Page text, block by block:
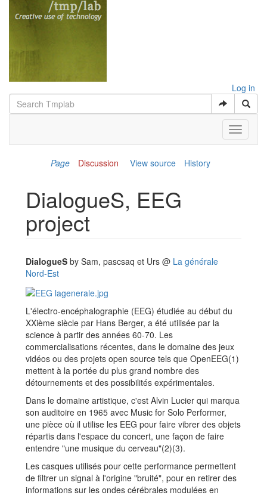
Log in
Toggle
Page
Discussion View source History
DialogueS, EEG
project
DialogueS by Sam, pascsaq et Urs @ La générale
Nord-Est
L'électro-encéphalographie (EEG) étudiée au début du
XXième siècle par Hans Berger, a été utilisée par la
science à partir des années 60-70. Les
commercialisations récentes, dans le domaine des jeux
vidéos ou des projets open source tels que OpenEEG(1)
mettent à la portée du plus grand nombre des
détournements et des possibilités expérimentales.
Dans le domaine artistique, c'est Alvin Lucier qui marqua
son auditoire en 1965 avec Music for Solo Performer,
une pièce où il utilise les EEG pour faire vibrer des objets
répartis dans l'espace du concert, une façon de faire
entendre "une musique du cerveau"(2)(3).
Les casques utilisés pour cette performance permettent
de filtrer un signal à l'origine "bruité", pour en retirer des
informations sur les ondes cérébrales modulées en